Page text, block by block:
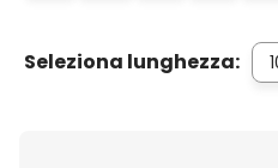
Seleziona lunghezza: